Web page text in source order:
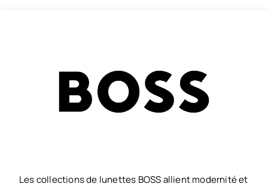
Les collections de lunettes BOSS allient modernité et